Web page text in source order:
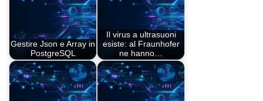
Gestire Json e Array in
PostgreSQL
Il virus a ultrasuoni
esiste: al Fraunhofer
ne hanno…